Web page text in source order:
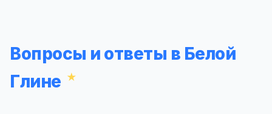
Вопросы и ответы в Белой
Глине